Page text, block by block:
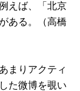
えば、「北京
ある。（高橋
まりアクティ
た微博を覗い